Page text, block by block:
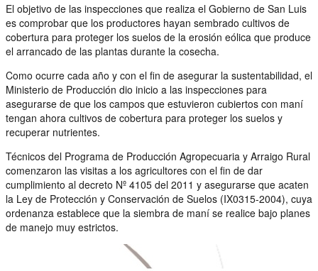
El objetivo de las inspecciones que realiza el Gobierno de San Luis
es comprobar que los productores hayan sembrado cultivos de
cobertura para proteger los suelos de la erosión eólica que produce
el arrancado de las plantas durante la cosecha.
Como ocurre cada año y con el fin de asegurar la sustentabilidad, el
Ministerio de Producción dio inicio a las inspecciones para
asegurarse de que los campos que estuvieron cubiertos con maní
tengan ahora cultivos de cobertura para proteger los suelos y
recuperar nutrientes.
Técnicos del Programa de Producción Agropecuaria y Arraigo Rural
comenzaron las visitas a los agricultores con el fin de dar
cumplimiento al decreto Nº 4105 del 2011 y asegurarse que acaten
la Ley de Protección y Conservación de Suelos (IX0315-2004), cuya
ordenanza establece que la siembra de maní se realice bajo planes
de manejo muy estrictos.